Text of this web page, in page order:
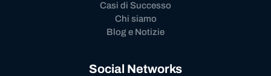
Casi di Successo
Chi siamo
Blog e Notizie
Social Networks